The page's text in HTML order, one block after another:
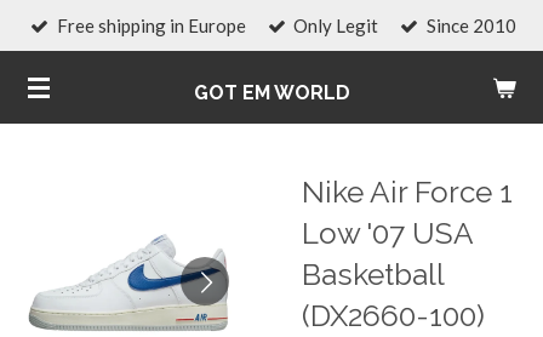
Vai
contenuto
principale
GOT EM WORLD
Free shipping in Europe Only Legit Since 2010
Nike Air Force 1
Low '07 USA
Basketball
(DX2660-100)